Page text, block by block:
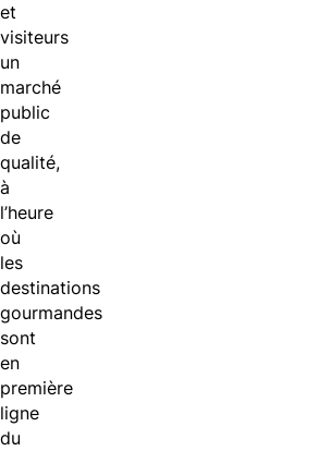
et
visiteurs
un
marché
public
de
qualité,
à
l’heure
où
les
destinations
gourmandes
sont
en
première
ligne
du